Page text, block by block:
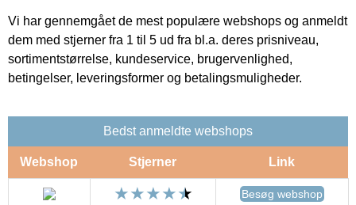
Vi har gennemgået de mest populære webshops og anmeldt
dem med stjerner fra 1 til 5 ud fra bl.a. deres prisniveau,
sortimentstørrelse, kundeservice, brugervenlighed,
betingelser, leveringsformer og betalingsmuligheder.
Bedst anmeldte webshops
Webshop Stjerner Link
Besøg webshop